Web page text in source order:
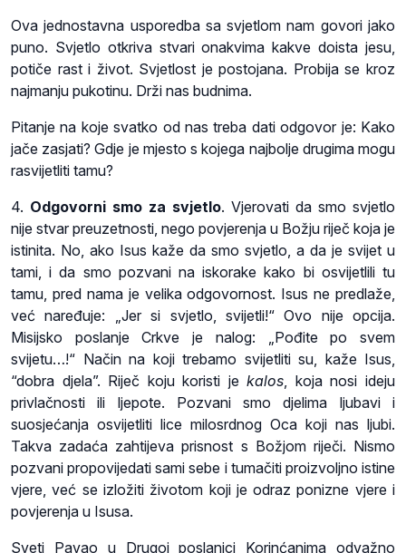
Ova jednostavna usporedba sa svjetlom nam govori jako
puno. Svjetlo otkriva stvari onakvima kakve doista jesu,
potiče rast i život. Svjetlost je postojana. Probija se kroz
najmanju pukotinu. Drži nas budnima.
Pitanje na koje svatko od nas treba dati odgovor je: Kako
jače zasjati? Gdje je mjesto s kojega najbolje drugima mogu
rasvijetliti tamu?
4. Odgovorni smo za svjetlo. Vjerovati da smo svjetlo
nije stvar preuzetnosti, nego povjerenja u Božju riječ koja je
istinita. No, ako Isus kaže da smo svjetlo, a da je svijet u
tami, i da smo pozvani na iskorake kako bi osvijetlili tu
tamu, pred nama je velika odgovornost. Isus ne predlaže,
već naređuje: „Jer si svjetlo, svijetli!“ Ovo nije opcija.
Misijsko poslanje Crkve je nalog: „Pođite po svem
svijetu…!“ Način na koji trebamo svijetliti su, kaže Isus,
“dobra djela”. Riječ koju koristi jekalos, koja nosi ideju
privlačnosti ili ljepote. Pozvani smo djelima ljubavi i
suosjećanja osvijetliti lice milosrdnog Oca koji nas ljubi.
Takva zadaća zahtijeva prisnost s Božjom riječi. Nismo
pozvani propovijedati sami sebe i tumačiti proizvoljno istine
vjere, već se izložiti životom koji je odraz ponizne vjere i
povjerenja u Isusa.
Sveti Pavao u Drugoj poslanici Korinćanima odvažno